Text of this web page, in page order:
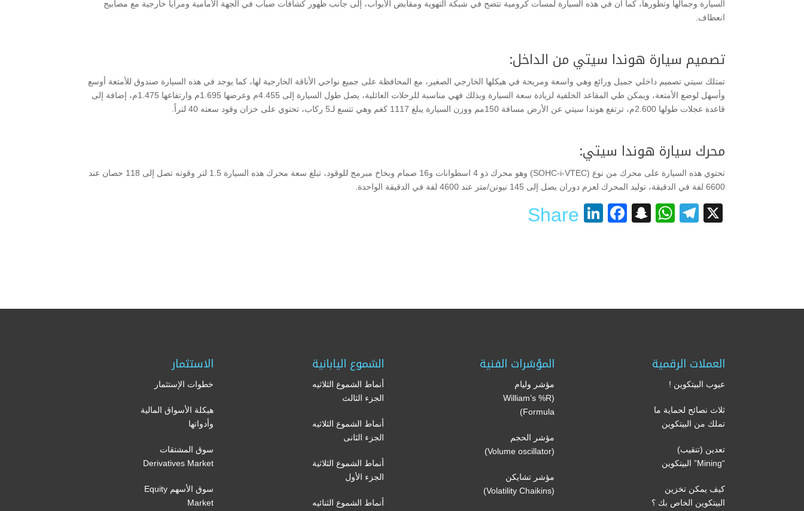
السيارة وجمالها وتطورها، كما أن في هذه السيارة لمسات كرومية تتضح في شبكة التهوية ومقابض الأبواب، إلى جانب ظهور كشافات ضباب في الجهة الأمامية ومرايا خارجية مع مصابيح
انعطاف.
تصميم سيارة هوندا سيتي من الداخل:
تمتلك سيتي تصميم داخلي جميل ورائع وهي واسعة ومريحة في هيكلها الخارجي الصغير، مع المحافظة على جميع نواحي الأناقة الخارجية لها، كما يوجد في هذه السيارة صندوق للأمتعة أوسع
وأسهل لوضع الأمتعة، ويمكن طي المقاعد الخلفية لزيادة سعة السيارة وبذلك فهي مناسبة للرحلات العائلية، يصل طول السيارة إلى 4.455م وعرضها 1.695م وارتفاعها 1.475م، إضافة إلى
قاعدة عجلات طولها 2.600م، ترتفع هوندا سيتي عن الأرض مسافة 150مم ووزن السيارة يبلغ 1117 كغم وهي تتسع لـ5 ركاب، تحتوي على خزان وقود سعته 40 لتراً.
محرك سيارة هوندا سيتي:
تحتوي هذه السيارة على محرك من نوع (SOHC-i-VTEC) وهو محرك ذو 4 اسطوانات و16 صمام وبخاخ مبرمج للوقود، تبلغ سعة محرك هذه السيارة 1.5 لتر وقوته تصل إلى 118 حصان عند
6600 لفة في الدقيقة، توليد المحرك لعزم دوران يصل إلى 145 نيوتن/متر عند 4600 لفة في الدقيقة الواحدة.
X
Telegram
WhatsApp
Snapchat
Facebook
LinkedIn
Share
العملات الرقمية
عيوب البيتكوين !
ثلاث نصائح لحماية ما
تملك من البيتكوين
تعدين (تنقيب)
“Mining” البيتكوين
كيف يمكن تخزين
البيتكوين الخاص بك ؟
المؤشرات الفنية
مؤشر وليام
(William’s %R
Formula)
مؤشر الحجم
(Volume oscillator)
مؤشر تشايكن
(Volatility Chaikins)
الشموع اليابانية
أنماط الشموع الثلاثيه
الجزء الثالث
أنماط الشموع الثلاثيه
الجزء الثانى
أنماط الشموع الثلاثية
الجزء الأول
أنماط الشموع الثنائيه
الاستثمار
خطوات الإستثمار
هيكلة الأسواق المالية
وأدواتها
سوق المشتقات
Derivatives Market
سوق الأسهم Equity
Market